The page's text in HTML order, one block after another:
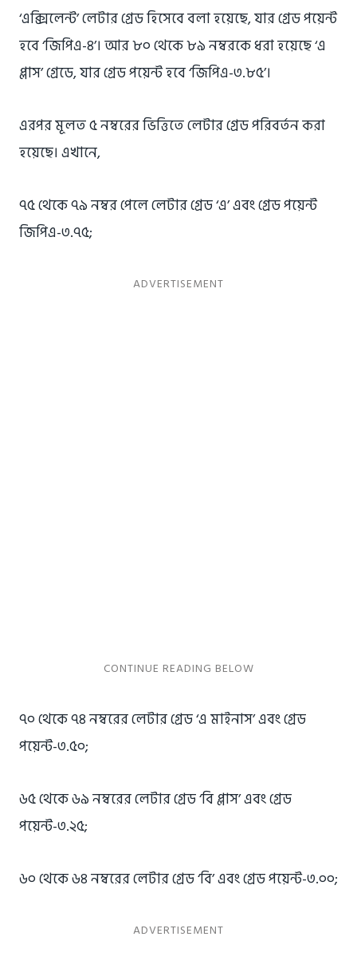
‘এক্সিলেন্ট’ লেটার গ্রেড হিসেবে বলা হয়েছে, যার গ্রেড পয়েন্ট
হবে ‘জিপিএ-৪’। আর ৮০ থেকে ৮৯ নম্বরকে ধরা হয়েছে ‘এ
প্লাস’ গ্রেডে, যার গ্রেড পয়েন্ট হবে ‘জিপিএ-৩.৮৫’।
এরপর মূলত ৫ নম্বরের ভিত্তিতে লেটার গ্রেড পরিবর্তন করা
হয়েছে। এখানে,
৭৫ থেকে ৭৯ নম্বর পেলে লেটার গ্রেড ‘এ’ এবং গ্রেড পয়েন্ট
জিপিএ-৩.৭৫;
৭০ থেকে ৭৪ নম্বরের লেটার গ্রেড ‘এ মাইনাস’ এবং গ্রেড
পয়েন্ট-৩.৫০;
৬৫ থেকে ৬৯ নম্বরের লেটার গ্রেড ‘বি প্লাস’ এবং গ্রেড
পয়েন্ট-৩.২৫;
৬০ থেকে ৬৪ নম্বরের লেটার গ্রেড ‘বি’ এবং গ্রেড পয়েন্ট-৩.০০;